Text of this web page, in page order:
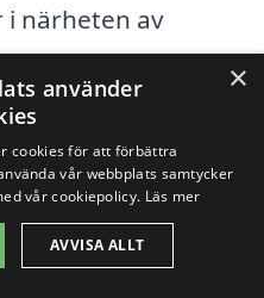
i närheten av
duktiga företag
bergvärme,
×
använder
cookies för att förbättra
vår webbplats samtycker
vår cookiepolicy. Läs mer
AVVISA ALLT